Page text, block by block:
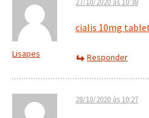
Lisapes
27/10/2020 às 10:38
cialis 10mg
Responder
28/10/2020 às 10:27